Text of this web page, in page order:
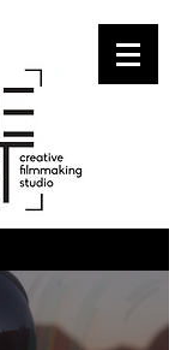
STUDIO